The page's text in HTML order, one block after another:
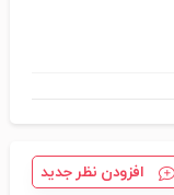
افزودن نظر جدید